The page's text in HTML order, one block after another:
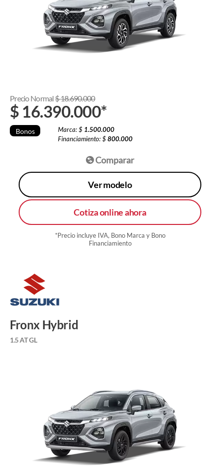
Precio Normal$18.690.000
$ 16.390.000*
Bonos Marca: $ 1.500.000
Financiamiento: $ 800.000
Comparar
Ver modelo
Cotiza online ahora
*Precio incluye IVA, Bono Marca y Bono
Financiamiento
Fronx Hybrid
1.5 AT GL